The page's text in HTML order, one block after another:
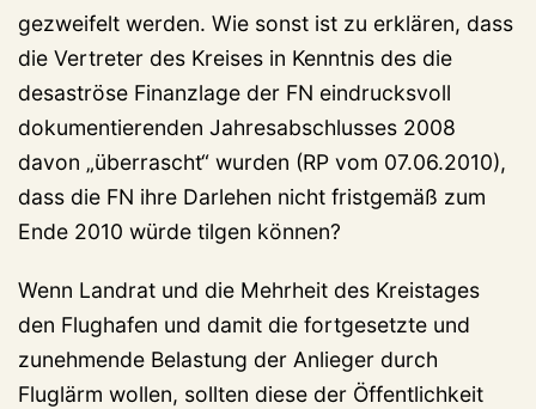
gezweifelt werden. Wie sonst ist zu erklären, dass
die Vertreter des Kreises in Kenntnis des die
desaströse Finanzlage der FN eindrucksvoll
dokumentierenden Jahresabschlusses 2008
davon „überrascht“ wurden (RP vom 07.06.2010),
dass die FN ihre Darlehen nicht fristgemäß zum
Ende 2010 würde tilgen können?
Wenn Landrat und die Mehrheit des Kreistages
den Flughafen und damit die fortgesetzte und
zunehmende Belastung der Anlieger durch
Fluglärm wollen, sollten diese der Öffentlichkeit